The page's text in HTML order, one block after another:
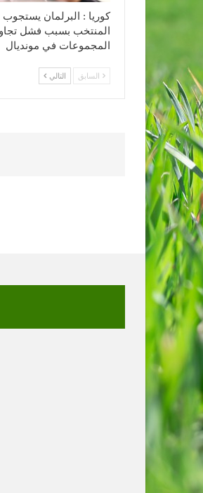
كوريا : البرلمان
المنتخب بسبب فشل
المجموعات في مونديال
السابق التالي